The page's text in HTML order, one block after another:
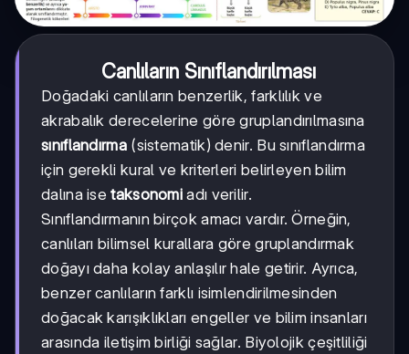
Canlıların Sınıflandırılması
Doğadaki canlıların benzerlik, farklılık ve
akrabalık derecelerine göre gruplandırılmasına
sınıflandırma(sistematik) denir. Bu sınıflandırma
için gerekli kural ve kriterleri belirleyen bilim
dalına isetaksonomi adı verilir.
Sınıflandırmanın birçok amacı vardır. Örneğin,
canlıları bilimsel kurallara göre gruplandırmak
doğayı daha kolay anlaşılır hale getirir. Ayrıca,
benzer canlıların farklı isimlendirilmesinden
doğacak karışıklıkları engeller ve bilim insanları
arasında iletişim birliği sağlar. Biyolojik çeşitliliği